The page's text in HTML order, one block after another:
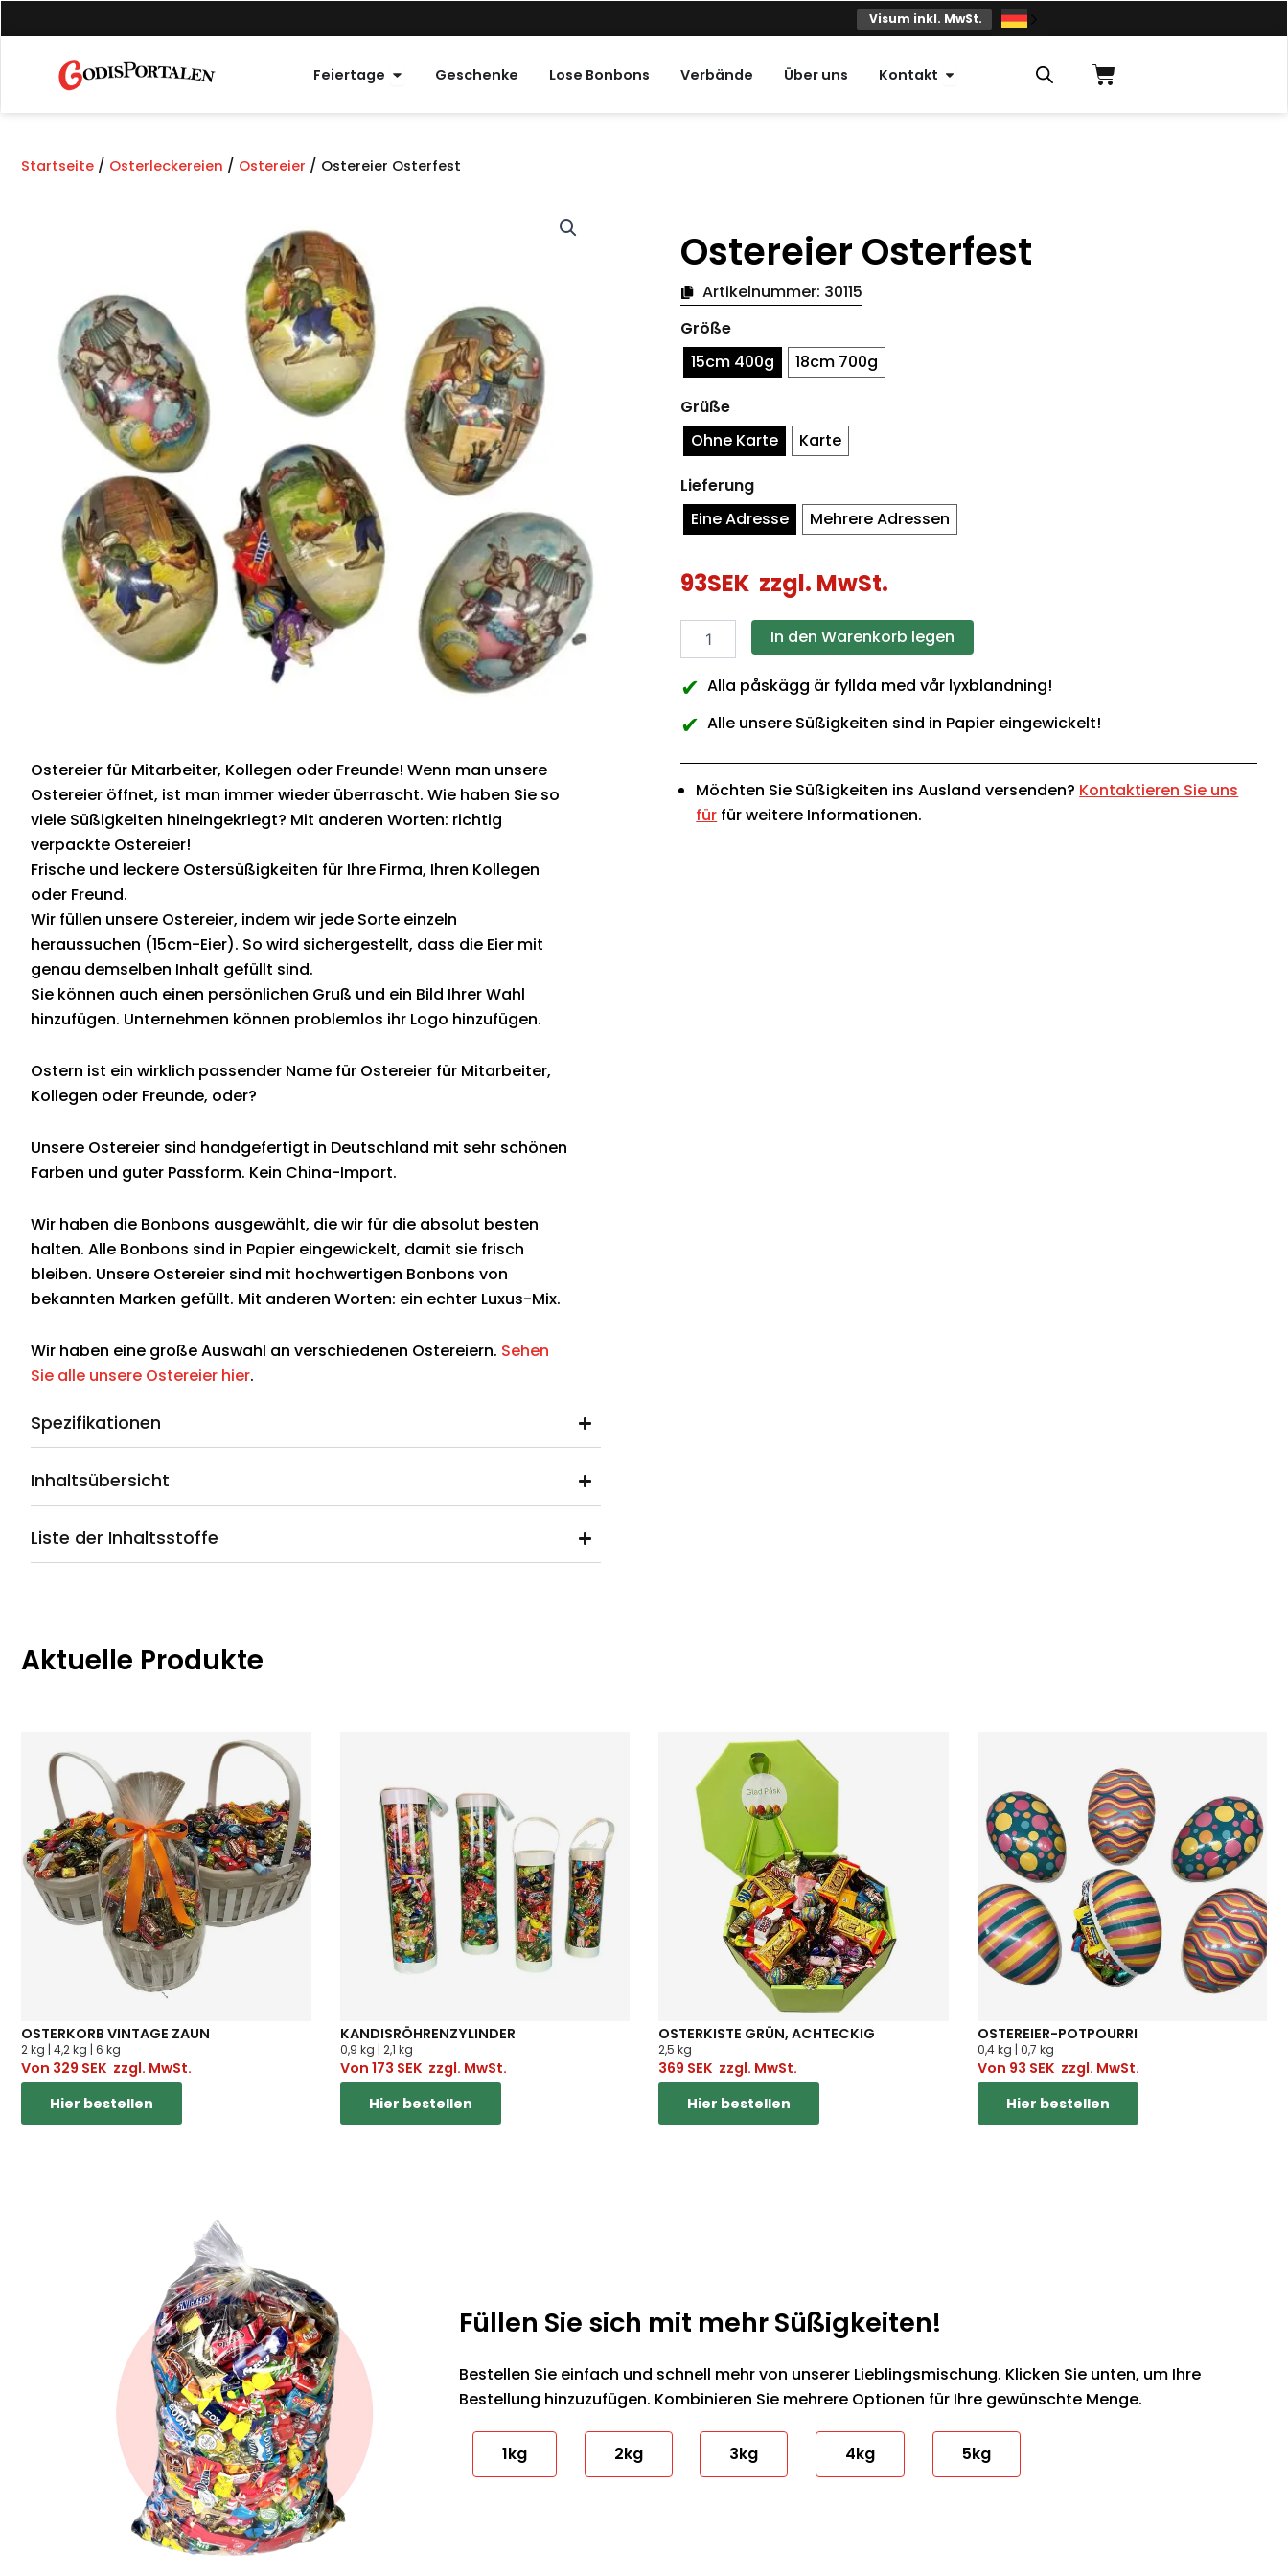
Inhalt
springen
Visum inkl. MwSt.
Feiertage Offene Feiertage
Geschenke Lose Bonbons Verbände Über uns Kontakt Offener Kontakt Einkaufskorb
Startseite / Osterleckereien / Ostereier / Ostereier Osterfest
Ostereier für Mitarbeiter, Kollegen oder Freunde! Wenn man unsere
Ostereier öffnet, ist man immer wieder überrascht. Wie haben Sie so
viele Süßigkeiten hineingekriegt? Mit anderen Worten: richtig
verpackte Ostereier!
Frische und leckere Ostersüßigkeiten für Ihre Firma, Ihren Kollegen
oder Freund.
Wir füllen unsere Ostereier, indem wir jede Sorte einzeln
heraussuchen (15cm-Eier). So wird sichergestellt, dass die Eier mit
genau demselben Inhalt gefüllt sind.
Sie können auch einen persönlichen Gruß und ein Bild Ihrer Wahl
hinzufügen. Unternehmen können problemlos ihr Logo hinzufügen.
Ostern ist ein wirklich passender Name für Ostereier für Mitarbeiter,
Kollegen oder Freunde, oder?
Unsere Ostereier sind handgefertigt in Deutschland mit sehr schönen
Farben und guter Passform. Kein China-Import.
Wir haben die Bonbons ausgewählt, die wir für die absolut besten
halten. Alle Bonbons sind in Papier eingewickelt, damit sie frisch
bleiben. Unsere Ostereier sind mit hochwertigen Bonbons von
bekannten Marken gefüllt. Mit anderen Worten: ein echter Luxus-Mix.
Wir haben eine große Auswahl an verschiedenen Ostereiern. Sehen
Sie alle unsere Ostereier hier.
Spezifikationen
Inhaltsübersicht
Liste der Inhaltsstoffe
Ostereier Osterfest
Artikelnummer: 30115
Größe
15cm 400g
18cm 700g
Grüße
Ohne Karte
Karte
Lieferung
Eine Adresse
Mehrere Adressen
93SEK zzgl. MwSt.
Osterparty
Menge
In den Warenkorb legen
✔ Alla påskägg är fyllda med vår lyxblandning!
✔ Alle unsere Süßigkeiten sind in Papier eingewickelt!
Möchten Sie Süßigkeiten ins Ausland versenden? Kontaktieren Sie uns
für für weitere Informationen.
Aktuelle Produkte
OSTERKORB VINTAGE ZAUN
2 kg | 4,2 kg | 6 kg
Von 329 SEK zzgl. MwSt.
Hier bestellen
KANDISRÖHRENZYLINDER
0,9 kg | 2,1 kg
Von 173 SEK zzgl. MwSt.
Hier bestellen
OSTERKISTE GRÜN, ACHTECKIG
2,5 kg
369 SEK zzgl. MwSt.
Hier bestellen
OSTEREIER-POTPOURRI
0,4 kg | 0,7 kg
Von 93 SEK zzgl. MwSt.
Hier bestellen
Füllen Sie sich mit mehr Süßigkeiten!
Bestellen Sie einfach und schnell mehr von unserer Lieblingsmischung. Klicken Sie unten, um Ihre
Bestellung hinzuzufügen. Kombinieren Sie mehrere Optionen für Ihre gewünschte Menge.
1kg 2kg 3kg 4kg 5kg